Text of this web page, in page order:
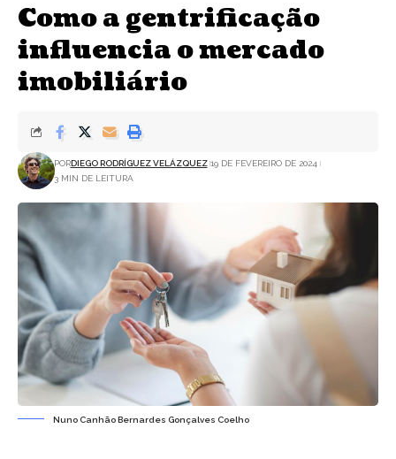
Como a gentrificação
influencia o mercado
imobiliário
PORDIEGO RODRÍGUEZ VELÁZQUEZ 19 DE FEVEREIRO DE 2024
3 MIN DE LEITURA
Nuno Canhão Bernardes Gonçalves Coelho